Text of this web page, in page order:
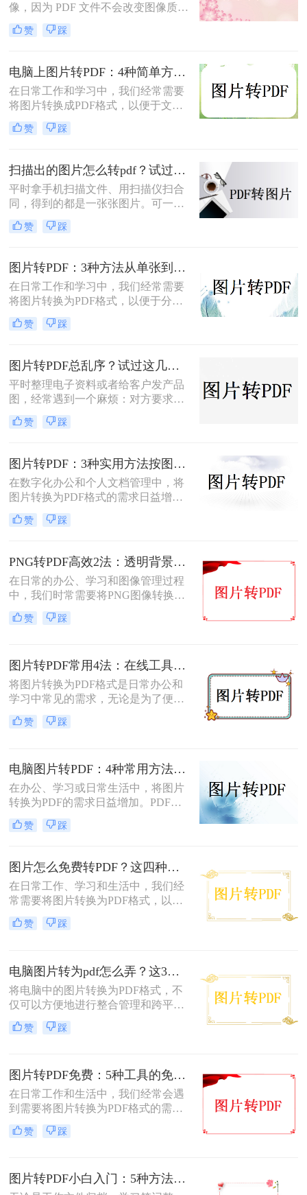
像，因为 PDF 文件不会改变图像质
量、版本或格式，而且可以在任何设
备之间轻松传输。如果你想将一些图
并成一个 PDF 文件，本文将介绍图片
如何转换为PDF格式。
赞 踩
电脑上图片转PDF：4种简单方法的操作步骤和DPI设置！
在日常工作和学习中，我们经常需要
将图片转换成PDF格式，以便于文件
的传输、存储和打印。那么电脑上怎
么图片转pdf呢？本文将介绍三种在电
您根据不同的需求选择最合适的方
法。
赞 踩
扫描出的图片怎么转pdf？试过好用的几个办法！
平时拿手机扫描文件、用扫描仪扫合
同，得到的都是一张张图片。可一旦
要发给别人、归档保存或者打印出
来，PDF格式明显更正式、也更方
行，转完PDF却模糊了；十几页的扫
描件，一页一页转太磨人；还有些涉
及隐私的文件，不敢随便往在线工具
里传。
赞 踩
图片转PDF：3种方法从单张到批量转换的操作差异！
在日常工作和学习中，我们经常需要
将图片转换为PDF格式，以便于分
享、打印和存档。那么图片怎么转pdf
呢？本文将介绍三种常用的将图片转
同的需求选择最合适的方式。
赞 踩
图片转PDF总乱序？试过这几个方法后顺手多了
平时整理电子资料或者给客户发产品
图，经常遇到一个麻烦：对方要求把
一堆零散的图片打包成一个完整的
PDF文件。如果一张张发过去，不仅
混。很多朋友一搜“图片转pdf怎么
弄”，出来一堆复杂的教程，其实只
要找对工具，这事儿非常简单。本文
就按大家最常用的场景（在线免安
装、批量处理、手机自带功能）整理
了几个亲测好用的办法，帮你轻松搞
赞 踩
图片转PDF：3种实用方法按图片格式（JPG/PNG/BMP）选！
在数字化办公和个人文档管理中，将
图片转换为PDF格式的需求日益增
长。PDF（Portable Document
Format）因其跨平台兼容性、不易变
享。那么如何把图片转换成PDF呢？
本文将介绍几种实用的方法来帮助您
完成图片到PDF的转换。
赞 踩
PNG转PDF高效2法：透明背景保留和文件压缩设置！
在日常的办公、学习和图像管理过程
中，我们时常需要将PNG图像转换为
PDF文件。PDF文件格式因其良好的
兼容性、稳定性和在不同设备上显示
片转PDF的方法。
赞 踩
图片转PDF常用4法：在线工具、桌面软件、手机APP和打印导出的适用边界！
将图片转换为PDF格式是日常办公和
学习中常见的需求，无论是为了便于
分享、存储还是打印。那么图片转为
pdf怎么弄呢？本文将介绍几种常用的
赞 踩
电脑图片转PDF：4种常用方法按Windows和Mac系统分别推荐！
在办公、学习或日常生活中，将图片
转换为PDF的需求日益增加。PDF格
式因其跨平台兼容性、可编辑性和安
全性，成为文档分享和存储的首选。
作系统自带工具、专业软件及在线服
务，帮助您高效完成图片到PDF的转
换。
赞 踩
图片怎么免费转PDF？这四种方法轻松搞定！
在日常工作、学习和生活中，我们经
常需要将图片转换为PDF格式，以便
于分享、打印或存档。PDF文件因其
跨平台兼容性、保持格式不变以及安
片转换为PDF，无需花费任何费用即
可轻松完成转换。那么图片怎么免费
转PDF呢？本文将为您详细介绍几种
赞 踩
电脑图片转为pdf怎么弄？这3种方法值得尝试！
将电脑中的图片转换为PDF格式，不
仅可以方便地进行整合管理和跨平台
查看，还能有效保护图片的原始质量
和隐私信息。那么电脑图片转为pdf怎
片到PDF的转换。
赞 踩
图片转PDF免费：5种工具的免费额度、水印和文件限制对比！
在日常工作和生活中，我们经常会遇
到需要将图片转换为PDF格式的需
求。无论是为了方便存档、分享或打
印，将图片转换为PDF格式是一项很
简便方法来帮助您免费将图片转换为
赞 踩
图片转PDF小白入门：5种方法从最简单到最专业逐步升级！